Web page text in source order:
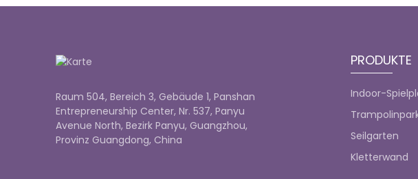
Raum 504, Bereich 3, Gebäude 1, Panshan
Entrepreneurship Center, Nr. 537, Panyu
Avenue North, Bezirk Panyu, Guangzhou,
Provinz Guangdong, China
PRODUKTE
Indoor-
Seilgarten
Kletterwand